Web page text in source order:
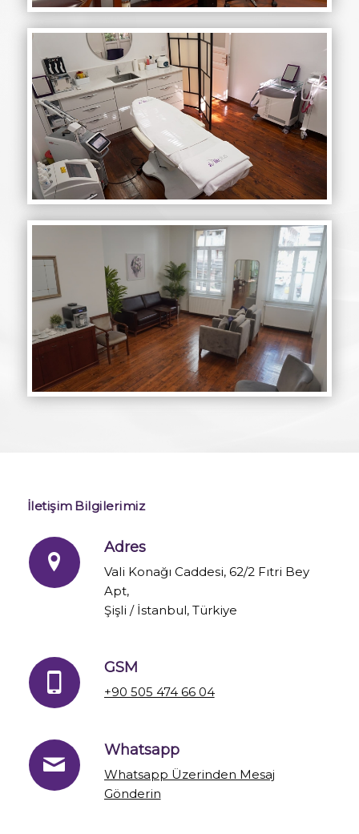
İletişim Bilgilerimiz
Adres
Vali Konağı Caddesi, 62/2 Fıtri Bey
Apt,
Şişli / İstanbul, Türkiye
GSM
+90 505 474 66 04
Whatsapp
Whatsapp Üzerinden Mesaj
Gönderin